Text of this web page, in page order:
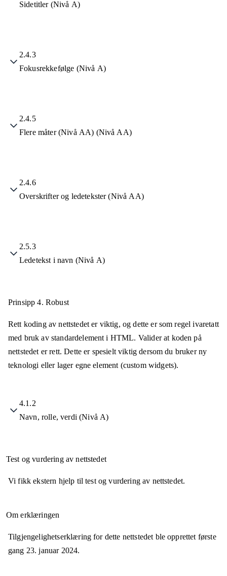
Sidetitler (Nivå A)
2.4.3
Fokusrekkefølge (Nivå A)
2.4.5
Flere måter (Nivå AA) (Nivå AA)
2.4.6
Overskrifter og ledetekster (Nivå AA)
2.5.3
Ledetekst i navn (Nivå A)
Prinsipp 4. Robust
Rett koding av nettstedet er viktig, og dette er som regel ivaretatt
med bruk av standardelement i HTML. Valider at koden på
nettstedet er rett. Dette er spesielt viktig dersom du bruker ny
teknologi eller lager egne element (custom widgets).
4.1.2
Navn, rolle, verdi (Nivå A)
Test og vurdering av nettstedet
Vi fikk ekstern hjelp til test og vurdering av nettstedet.
Om erklæringen
Tilgjengelighetserklæring for dette nettstedet ble opprettet første
gang 23. januar 2024.